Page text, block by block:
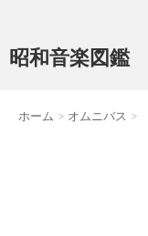
昭和音楽図鑑
ホーム > オムニバス >